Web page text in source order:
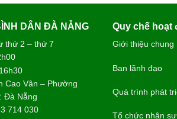
DÂN ĐÀ NẴNG
thứ 2 – thứ 7
Cao Vân – Phường
Đà Nẵng
714 030
Quy chế hoạt
Giới thiệu chung
Ban lãnh đạo
Quá trình phát
Tổ chức nhân sự